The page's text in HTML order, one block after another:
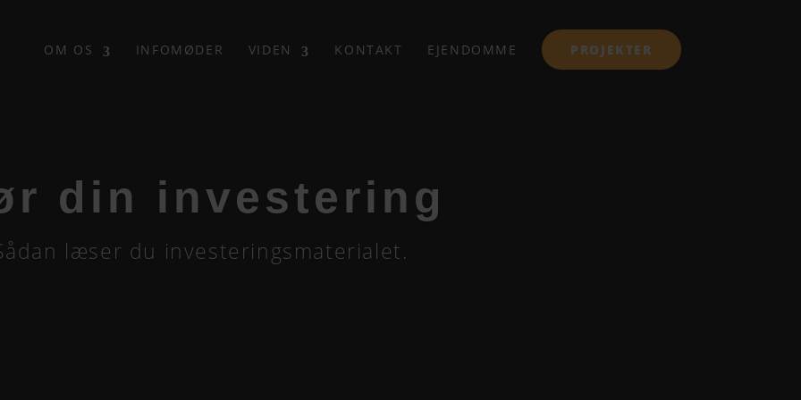
OM OS INFOMØDER VIDEN KONTAKT EJENDOMME PROJEKTER
din investering
læser du investeringsmaterialet.